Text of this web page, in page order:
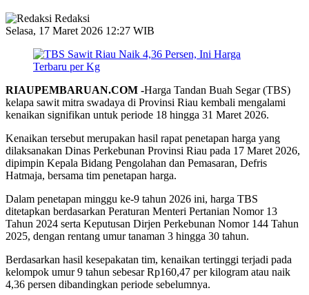
Redaksi
Selasa, 17 Maret 2026 12:27 WIB
RIAUPEMBARUAN.COM -Harga Tandan Buah Segar (TBS)
kelapa sawit mitra swadaya di Provinsi Riau kembali mengalami
kenaikan signifikan untuk periode 18 hingga 31 Maret 2026.
Kenaikan tersebut merupakan hasil rapat penetapan harga yang
dilaksanakan Dinas Perkebunan Provinsi Riau pada 17 Maret 2026,
dipimpin Kepala Bidang Pengolahan dan Pemasaran, Defris
Hatmaja, bersama tim penetapan harga.
Dalam penetapan minggu ke-9 tahun 2026 ini, harga TBS
ditetapkan berdasarkan Peraturan Menteri Pertanian Nomor 13
Tahun 2024 serta Keputusan Dirjen Perkebunan Nomor 144 Tahun
2025, dengan rentang umur tanaman 3 hingga 30 tahun.
Berdasarkan hasil kesepakatan tim, kenaikan tertinggi terjadi pada
kelompok umur 9 tahun sebesar Rp160,47 per kilogram atau naik
4,36 persen dibandingkan periode sebelumnya.